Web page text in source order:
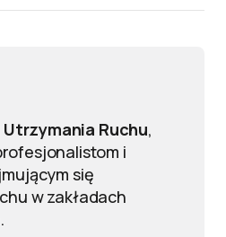
Utrzymania Ruchu,
i
się
w zakładach